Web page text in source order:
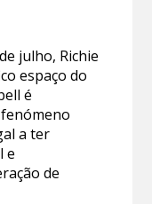
julho, Richie
espaço do
é
a ter
e
de